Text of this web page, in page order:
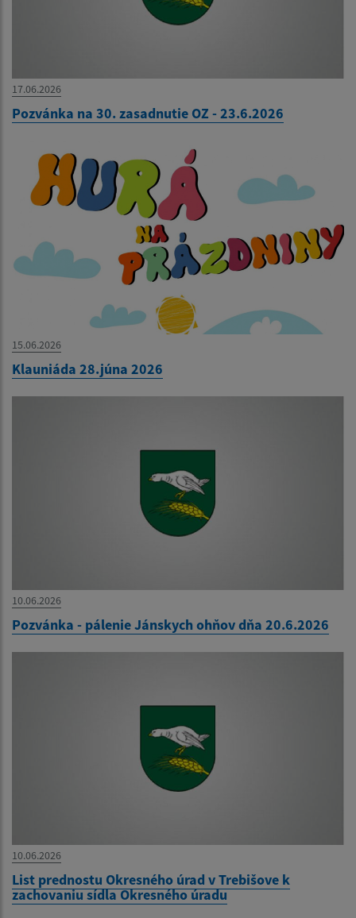
17.06.2026
Pozvánka na 30. zasadnutie OZ - 23.6.2026
15.06.2026
Klauniáda 28.júna 2026
10.06.2026
Pozvánka - pálenie Jánskych ohňov dňa 20.6.2026
10.06.2026
List prednostu Okresného úrad v Trebišove k
zachovaniu sídla Okresného úradu